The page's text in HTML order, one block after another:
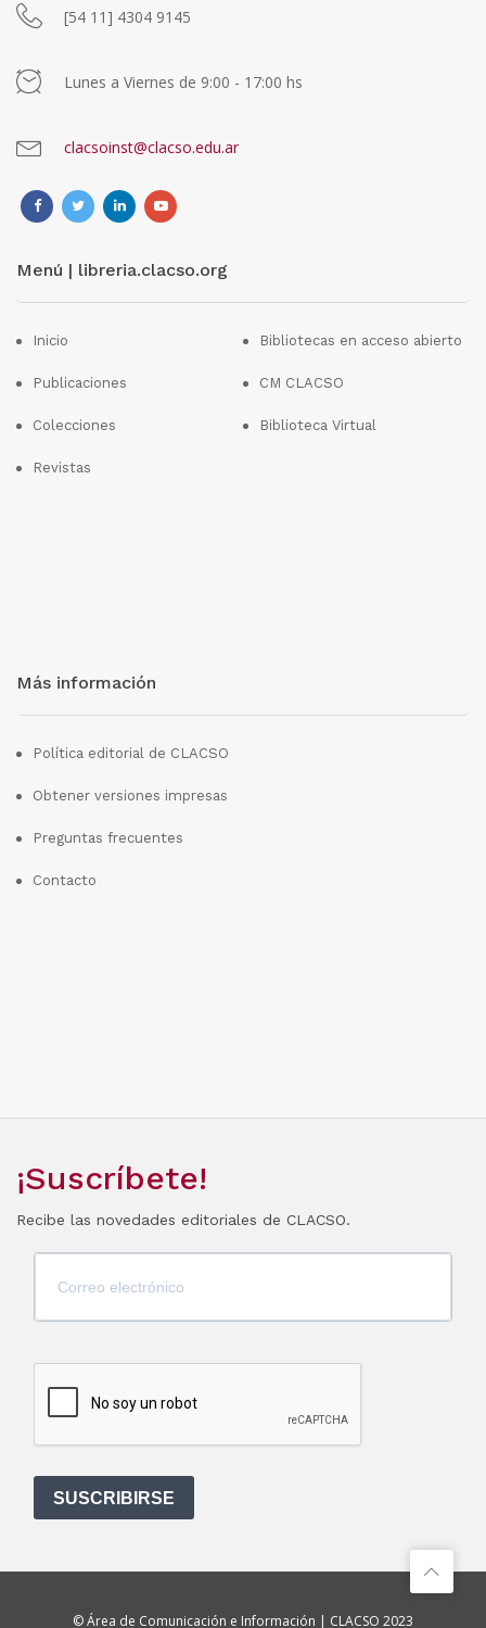
[54 11] 4304 9145
Lunes a Viernes de 9:00 - 17:00 hs
clacsoinst@clacso.edu.ar
Menú | libreria.clacso.org
Inicio
Publicaciones
Colecciones
Revistas
Bibliotecas en acceso abierto
CM CLACSO
Biblioteca Virtual
Más información
Política editorial de CLACSO
Obtener versiones impresas
Preguntas frecuentes
Contacto
¡Suscríbete!
Recibe las novedades editoriales de CLACSO.
SUSCRIBIRSE
© Área de Comunicación e Información | CLACSO 2023